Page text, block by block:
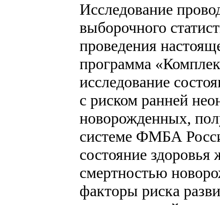
Исследование
выборочного
проведения
программа
исследование
с риском ранней
новорожденных,
системе ФМБА
состояние
смертностью
факторы риска